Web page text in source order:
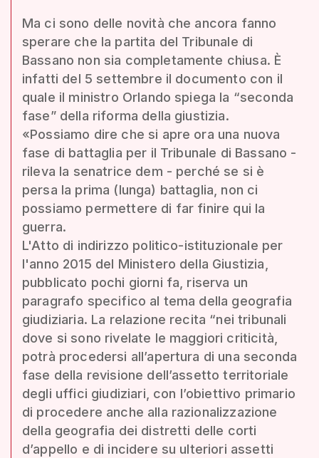
Ma ci sono delle novità che ancora fanno
sperare che la partita del Tribunale di
Bassano non sia completamente chiusa. È
infatti del 5 settembre il documento con il
quale il ministro Orlando spiega la “seconda
fase” della riforma della giustizia.
«Possiamo dire che si apre ora una nuova
fase di battaglia per il Tribunale di Bassano -
rileva la senatrice dem - perché se si è
persa la prima (lunga) battaglia, non ci
possiamo permettere di far finire qui la
guerra.
L'Atto di indirizzo politico-istituzionale per
l'anno 2015 del Ministero della Giustizia,
pubblicato pochi giorni fa, riserva un
paragrafo specifico al tema della geografia
giudiziaria. La relazione recita “nei tribunali
dove si sono rivelate le maggiori criticità,
potrà procedersi all’apertura di una seconda
fase della revisione dell’assetto territoriale
degli uffici giudiziari, con l’obiettivo primario
di procedere anche alla razionalizzazione
della geografia dei distretti delle corti
d’appello e di incidere su ulteriori assetti